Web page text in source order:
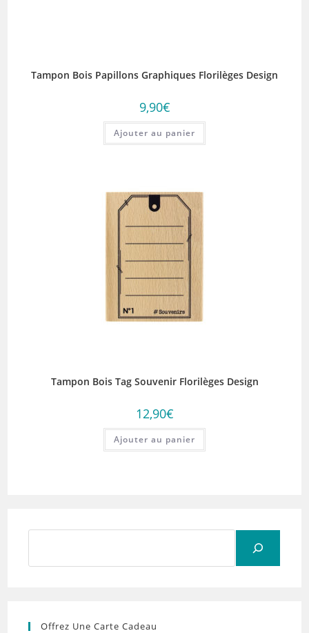
Tampon Bois Papillons Graphiques Florilèges Design
9,90€
Ajouter au panier
Tampon Bois Tag Souvenir Florilèges Design
12,90€
Ajouter au panier
Offrez Une Carte Cadeau